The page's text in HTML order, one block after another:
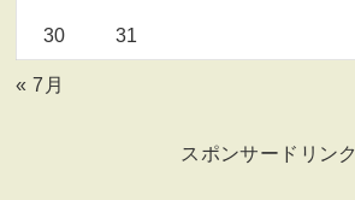
30 31
« 7月
スポンサードリンク